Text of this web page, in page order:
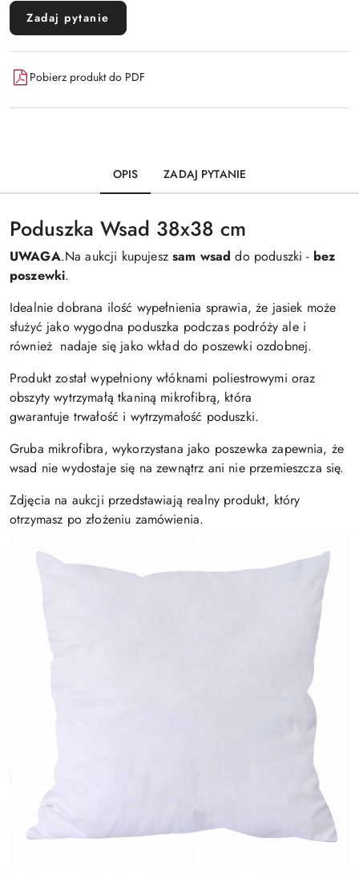
Zadaj pytanie
Pobierz produkt do PDF
OPIS ZADAJ PYTANIE
Poduszka Wsad 38x38 cm
UWAGA.Na aukcji kupujeszsam wsad do poduszki - bez
poszewki.
Idealnie dobrana ilość wypełnienia sprawia, że jasiek może
służyć jako wygodna poduszka podczas podróży ale i
również nadaje się jako wkład do poszewki ozdobnej.
Produkt został wypełniony włóknami poliestrowymi oraz
obszyty wytrzymałą tkaniną mikrofibrą, która
gwarantuje trwałość i wytrzymałość poduszki.
Gruba mikrofibra, wykorzystana jako poszewka zapewnia, że
wsad nie wydostaje się na zewnątrz ani nie przemieszcza się.
Zdjęcia na aukcji przedstawiają realny produkt, który
otrzymasz po złożeniu zamówienia.